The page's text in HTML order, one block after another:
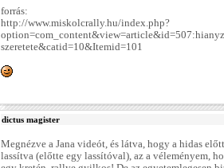
forrás:
http://www.miskolcrally.hu/index.php?
szeretete&catid=10&Itemid=101
dictus magister
Megnézve a Jana videót, és látva, hogy a hidas
lassítva (előtte egy lassítóval), az a véleményem,